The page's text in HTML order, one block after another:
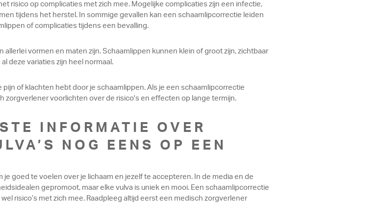
risico op complicaties met zich mee. Mogelijke complicaties zijn een infectie,
tijdens het herstel. In sommige gevallen kan een schaamlipcorrectie leiden
of complicaties tijdens een bevalling.
vormen en maten zijn. Schaamlippen kunnen klein of groot zijn, zichtbaar
deze variaties zijn heel normaal.
pijn of klachten hebt door je schaamlippen. Als je een schaamlipcorrectie
zorgverlener voorlichten over de risico's en effecten op lange termijn.
INFORMATIE OVER
NOG EENS OP EEN
goed te voelen over je lichaam en jezelf te accepteren. In de media en de
gepromoot, maar elke vulva is uniek en mooi. Een schaamlipcorrectie
risico’s met zich mee. Raadpleeg altijd eerst een medisch zorgverlener